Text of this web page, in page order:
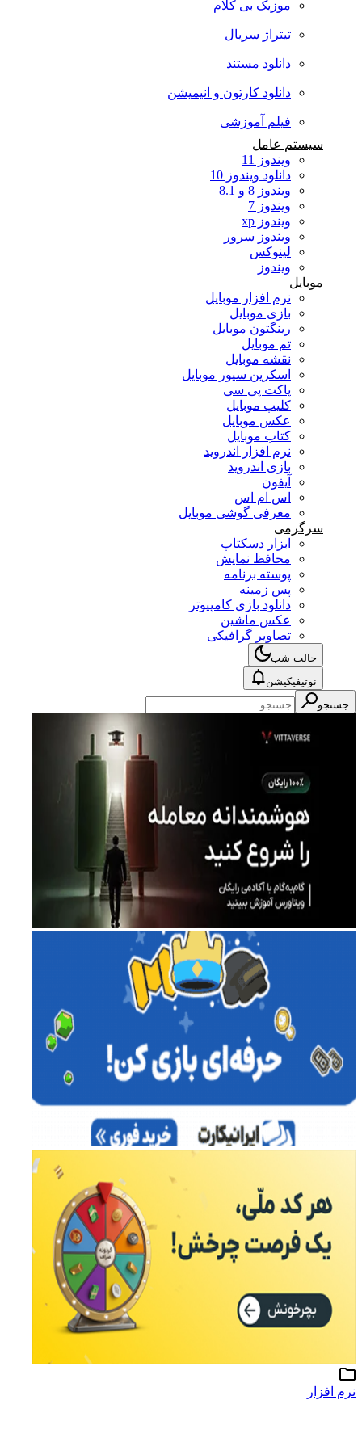
موزیک بی کلام
تیتراژ سریال
دانلود مستند
دانلود کارتون و انیمیشن
فیلم آموزشی
سیستم عامل
ویندوز 11
دانلود ویندوز 10
ویندوز 8 و 8.1
ویندوز 7
ویندوز xp
ویندوز سرور
لینوکس
ویندوز
موبایل
نرم افزار موبایل
بازی موبایل
رینگتون موبایل
تم موبایل
نقشه موبایل
اسکرین سیور موبایل
پاکت پی سی
کلیپ موبایل
عکس موبایل
کتاب موبایل
نرم افزار اندروید
بازی اندروید
آیفون
اس ام اس
معرفی گوشی موبایل
سرگرمی
ابزار دسکتاپ
محافظ نمایش
پوسته برنامه
پس زمینه
دانلود بازی کامپیوتر
عکس ماشین
تصاویر گرافیکی
حالت شب
نوتیفیکیشن
جستجو
نرم افزار